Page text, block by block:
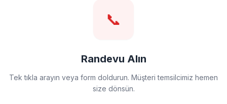
📞
Randevu Alın
Tek tıkla arayın veya form doldurun. Müşteri temsilcimiz hemen
size dönsün.